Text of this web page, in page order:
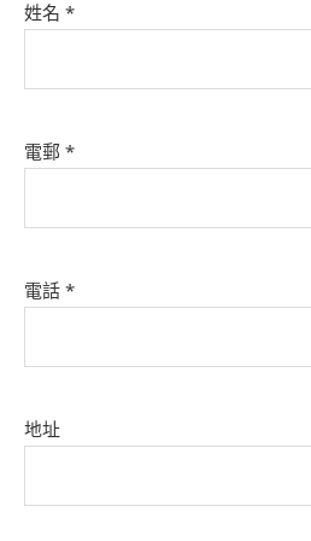
姓名 *
電郵 *
電話 *
地址